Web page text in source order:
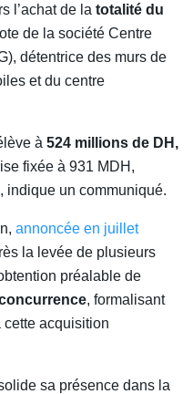
l’achat de la totalité du
de la société Centre
détentrice des murs de
et du centre
à 524 millions de DH,
fixée à 931 MDH,
indique un communiqué.
annoncée en juillet
la levée de plusieurs
préalable de
, formalisant
acquisition
sa présence dans la